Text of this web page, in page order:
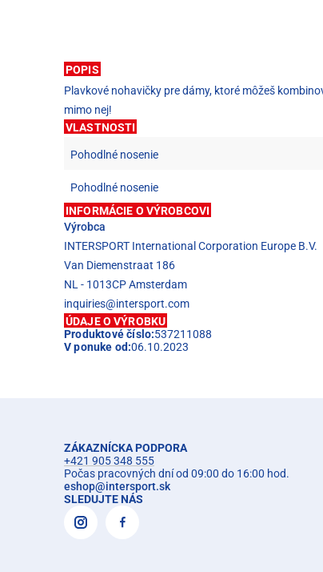
POPIS
Plavkové nohavičky pre dámy, ktoré môžeš
mimo nej!
VLASTNOSTI
Pohodlné nosenie
Pohodlné nosenie
INFORMÁCIE O VÝROBCOVI
Výrobca
INTERSPORT International Corporation Europe B.V.
Van Diemenstraat 186
NL - 1013CP Amsterdam
inquiries@intersport.com
ÚDAJE O VÝROBKU
Produktové číslo:537211088
V ponuke od:06.10.2023
ZÁKAZNÍCKA PODPORA
+421 905 348 555
Počas pracovných dní od 09:00 do 16:00 hod.
eshop@intersport.sk
SLEDUJTE NÁS